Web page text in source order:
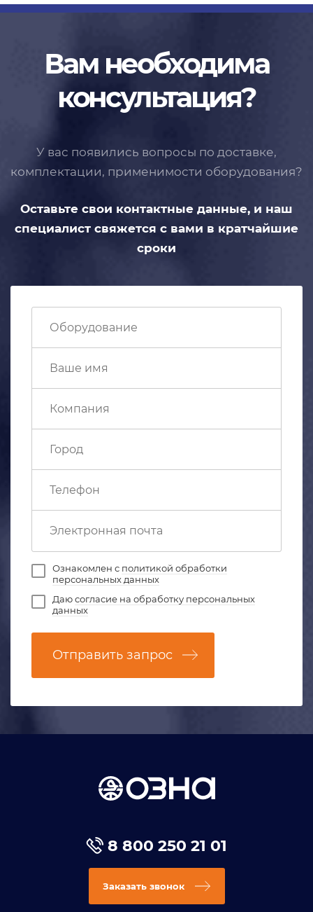
Вам необходима
консультация?
У вас появились вопросы по доставке,
комплектации, применимости оборудования?
Оставьте свои контактные данные, и наш
специалист свяжется с вами в кратчайшие
сроки
Ознакомлен с политикой обработки
персональных данных
Даюсогласие на обработку персональных
данных
Отправить запрос
8 800 250 21 01
Заказать звонок